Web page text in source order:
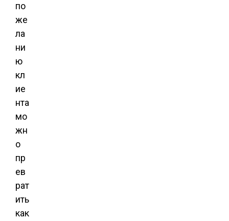
по
же
ла
ни
ю
кл
ие
нта
мо
жн
о
пр
ев
рат
ить
как